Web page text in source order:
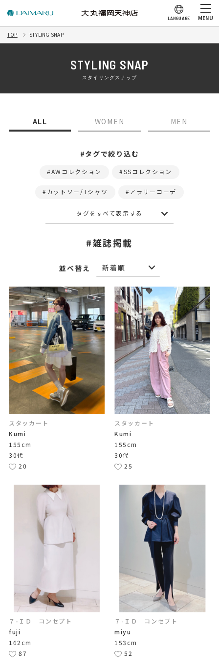
LANGUAGE MENU
TOP STYLING SNAP
STYLING SNAP
スタイリングスナップ
ALL WOMEN MEN
#タグで絞り込む
AWコレクション SSコレクション
カットソー/Tシャツ アラサーコーデ
タグをすべて表示する
#雑誌掲載
並べ替え
スタッカート
Kumi
155cm
30代
20
スタッカート
Kumi
155cm
30代
25
７-ＩＤ コンセプト
fuji
162cm
87
７-ＩＤ コンセプト
miyu
153cm
52